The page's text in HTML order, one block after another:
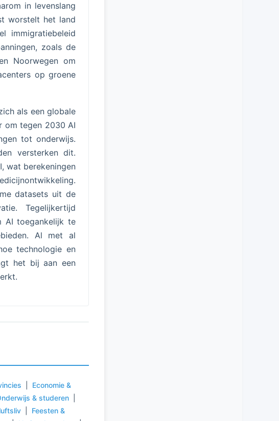
in levenslang
worstelt het land
immigratiebeleid
zoals de
Noorwegen om
op groene
als een globale
om tegen 2030 AI
tot onderwijs.
versterken dit.
wat berekeningen
datasets uit de
Tegelijkertijd
AI toegankelijk te
Al met al
technologie en
het bij aan een
Economie &
& studeren
Feesten &